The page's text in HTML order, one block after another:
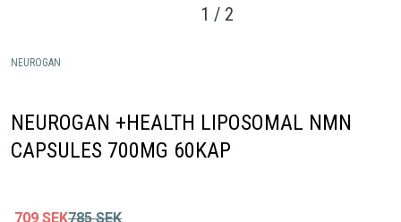
1 / 2
NEUROGAN
NEUROGAN +HEALTH LIPOSOMAL NMN
CAPSULES 700MG 60KAP
709 SEK785 SEK